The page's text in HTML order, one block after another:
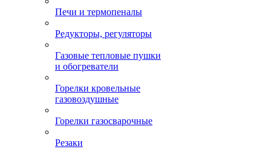
Печи и термопеналы
Редукторы, регуляторы
Газовые тепловые пушки
и обогреватели
Горелки кровельные
газовоздушные
Горелки газосварочные
Резаки